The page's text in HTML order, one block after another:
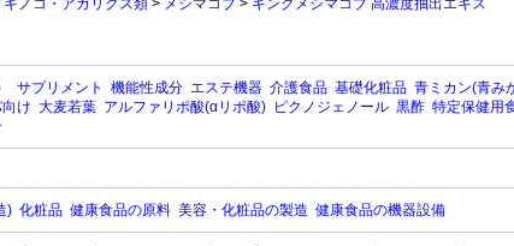
キノコ・アガリクス類 > メシマコブ > キングメシマコブ 高濃度抽出エキス
サプリメント 機能性成分 エステ機器 介護食品 基礎化粧品 青ミカン(青み
け 大麦若葉 アルファリポ酸(αリポ酸) ピクノジェノール 黒酢 特定保健用
) 化粧品 健康食品の原料 美容・化粧品の製造 健康食品の機器設備